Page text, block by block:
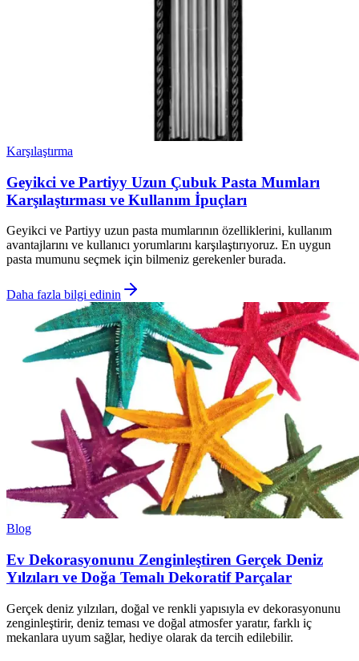
Karşılaştırma
Geyikci ve Partiyy Uzun Çubuk Pasta Mumları
Karşılaştırması ve Kullanım İpuçları
Geyikci ve Partiyy uzun pasta mumlarının özelliklerini, kullanım
avantajlarını ve kullanıcı yorumlarını karşılaştırıyoruz. En uygun
pasta mumunu seçmek için bilmeniz gerekenler burada.
Daha fazla bilgi edinin
Blog
Ev Dekorasyonunu Zenginleştiren Gerçek Deniz
Yılzıları ve Doğa Temalı Dekoratif Parçalar
Gerçek deniz yılzıları, doğal ve renkli yapısıyla ev dekorasyonunu
zenginleştirir, deniz teması ve doğal atmosfer yaratır, farklı iç
mekanlara uyum sağlar, hediye olarak da tercih edilebilir.